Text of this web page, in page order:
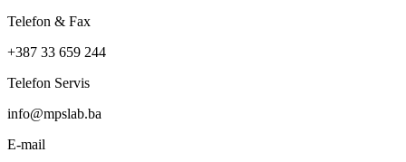
Telefon & Fax
+387 33 659 244
Telefon Servis
info@mpslab.ba
E-mail